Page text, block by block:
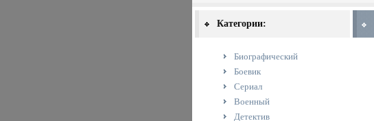
Категории:
Биографический
Боевик
Сериал
Военный
Детектив